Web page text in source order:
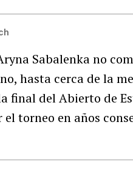
Sabalenka no
hasta cerca de la
final del Abierto de
torneo en años